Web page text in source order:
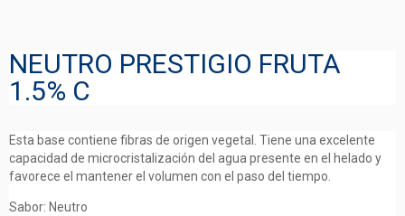
NEUTRO PRESTIGIO FRUTA
1.5% C
Esta base contiene fibras de origen vegetal. Tiene una excelente
capacidad de microcristalización del agua presente en el helado y
favorece el mantener el volumen con el paso del tiempo.
Sabor: Neutro